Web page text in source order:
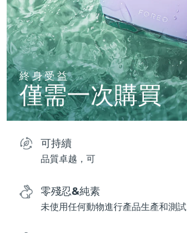
終身受益
僅需一次購買
可持續
品質卓越，可
零殘忍&純素
未使用任何動物進行產品生產和測試